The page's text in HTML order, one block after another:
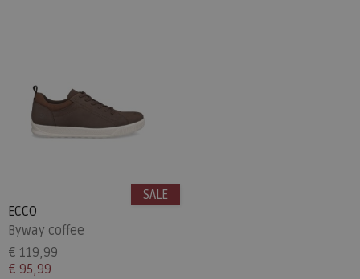
ECCO
Byway coffee
€ 119,99
€ 95,99
SALE